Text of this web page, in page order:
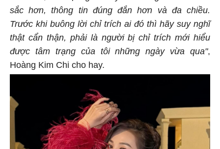
sắc hơn, thông tin đúng đắn hơn và đa chiều.
Trước khi buông lời chỉ trích ai đó thì hãy suy nghĩ
thật cẩn thận, phải là người bị chỉ trích mới hiểu
được tâm trạng của tôi những ngày vừa qua",
Hoàng Kim Chi cho hay.